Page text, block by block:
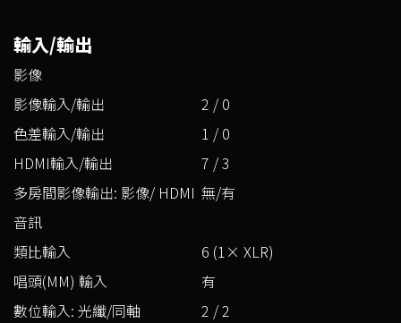
輸入/輸出
影像
影像輸入/輸出
2 / 0
色差輸入/輸出
1 / 0
HDMI輸入/輸出
7 / 3
多房間影像輸出: 影像/ HDMI 無/有
音訊
類比輸入
6 (1× XLR)
唱頭(MM) 輸入
有
數位輸入: 光纖/同軸
2 / 2